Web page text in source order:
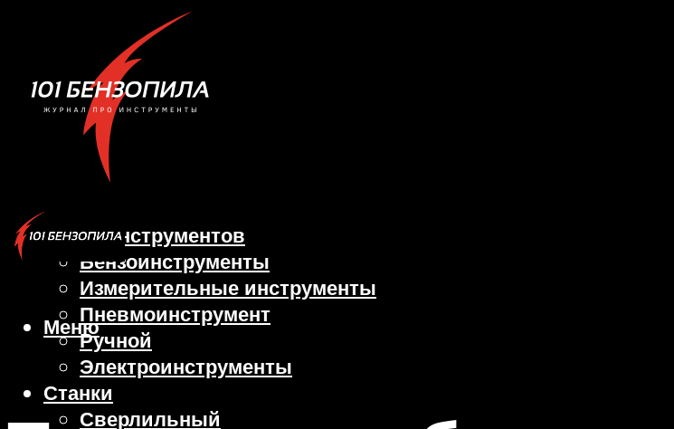
Виды инструментов
Бензоинструменты
Измерительные инструменты
Пневмоинструмент
Ручной
Электроинструменты
Станки
Сверлильный
Меню